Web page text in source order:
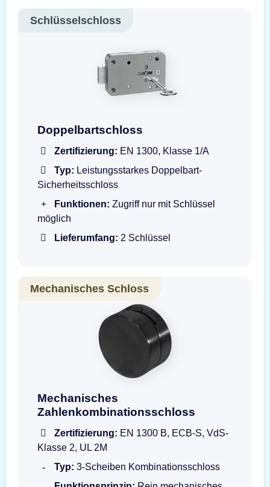
Schlüsselschloss
Doppelbartschloss mit Schlüssel
Doppelbartschloss
Zertifizierung: EN 1300, Klasse 1/A
Typ: Leistungsstarkes Doppelbart-
Sicherheitsschloss
Funktionen: Zugriff nur mit Schlüssel
möglich
Lieferumfang: 2 Schlüssel
Mechanisches Schloss
Drehknopfgarnitur LG3390 1730 B
Mechanisches
Zahlenkombinationsschloss
Zertifizierung: EN 1300 B, ECB-S, VdS-
Klasse 2, UL 2M
Typ: 3-Scheiben Kombinationsschloss